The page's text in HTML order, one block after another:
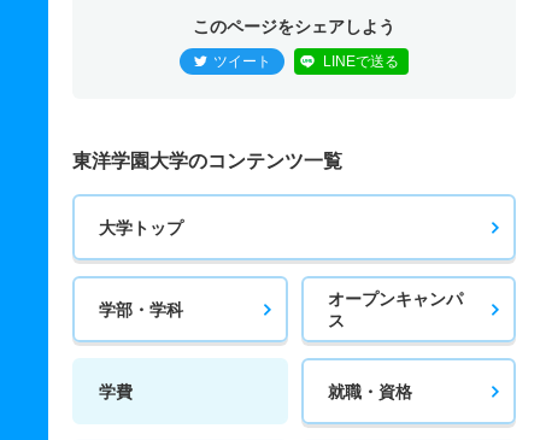
このページをシェアしよう
ツイート LINEで送る
東洋学園大学のコンテンツ一覧
大学トップ
学部・学科
オープンキャンパ
ス
学費 就職・資格